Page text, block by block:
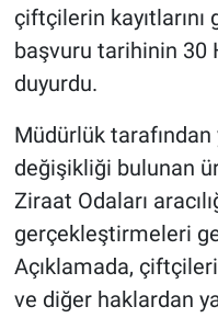
çiftçilerin
başvuru tarihinin 30
duyurdu.
Müdürlük tarafından
değişikliği bulunan
Ziraat Odaları
gerçekleştirmeleri
Açıklamada,
ve diğer haklardan